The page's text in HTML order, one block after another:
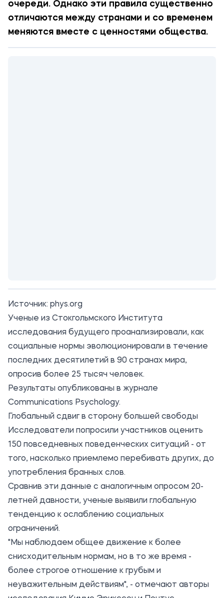
очереди. Однако эти правила существенно
отличаются между странами и со временем
меняются вместе с ценностями общества.
Источник: phys.org
Ученые из Стокгольмского Института
исследования будущего проанализировали, как
социальные нормы эволюционировали в течение
последних десятилетий в 90 странах мира,
опросив более 25 тысяч человек.
Результаты опубликованы в журнале
Communications Psychology.
Глобальный сдвиг в сторону большей свободы
Исследователи попросили участников оценить
150 повседневных поведенческих ситуаций - от
того, насколько приемлемо перебивать других, до
употребления бранных слов.
Сравнив эти данные с аналогичным опросом 20-
летней давности, ученые выявили глобальную
тенденцию к ослаблению социальных
ограничений.
"Мы наблюдаем общее движение к более
снисходительным нормам, но в то же время -
более строгое отношение к грубым и
неуважительным действиям", - отмечают авторы